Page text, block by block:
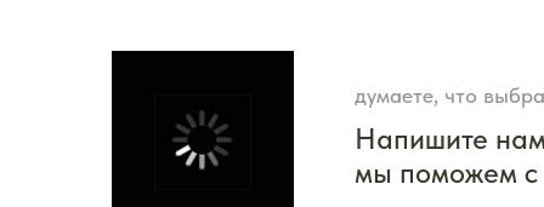
думаете, что
Напишите
мы поможем